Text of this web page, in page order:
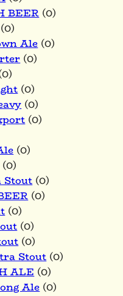
BEER(0)
Ale(0)
(0)
(0)
(0)
(0)
(0)
(0)
Stout(0)
(0)
(0)
(0)
(0)
Stout(0)
ALE(0)
Ale(0)